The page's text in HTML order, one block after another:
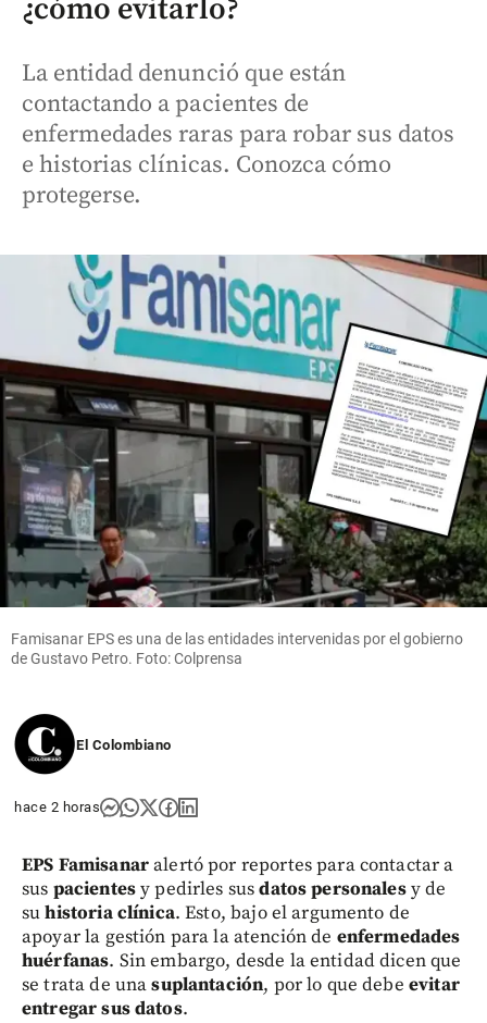
¿cómo evitarlo?
La entidad denunció que están
contactando a pacientes de
enfermedades raras para robar sus datos
e historias clínicas. Conozca cómo
protegerse.
Famisanar EPS es una de las entidades intervenidas por el gobierno
de Gustavo Petro. Foto: Colprensa
El Colombiano
hace 2 horas
EPS Famisanaralertó por reportes para contactar a
sus pacientesy pedirles susdatos personalesy de
suhistoria clínica. Esto, bajo el argumento de
apoyar la gestión para la atención de enfermedades
huérfanas. Sin embargo, desde la entidad dicen que
se trata de unasuplantación, por lo que debe evitar
entregar sus datos.